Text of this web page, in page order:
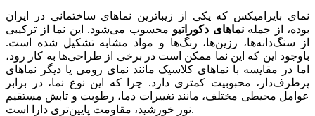
نمای بایرامیکس که یکی از زیباترین نماهای ساختمانی در ایران
بوده، از جملهنماهای دکوراتیو محسوب می‌شود. این نما از ترکیبی
از سنگ‌دانه‌ها، رزین‌ها، رنگ‌ها و مواد مشابه تشکیل شده است.
باوجود این که این نما ممکن است در برخی از طراحی‌ها به کار رود،
اما در مقایسه با نماهای کلاسیک مانند نمای رومی یا دیگر نماهای
پرطرف‌دار، محبوبیت کمتری دارد. چرا که این نوع نما، در برابر
عوامل محیطی مختلف، مانند تغییرات دما، رطوبت و تابش مستقیم
نور خورشید، مقاومت پایین‌تری دارا است.